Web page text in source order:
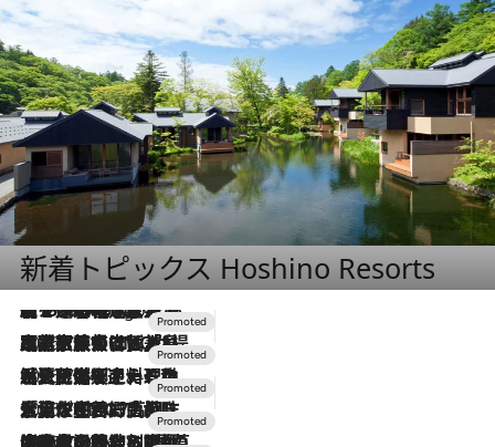
新着トピックス Hoshino Resorts
3 Hours Ago
【トンボの足水浴】ヒノキの香りに包まれて涼感マックス！約13℃の湧水かけ流しを避暑地「星野温泉 トンボの湯」で体験
2026.7.31
【ホテル帰省】という選択肢をOMOが提案。家族とほどよい距離を保つには「昼は実家、夜は気兼ねなくホテルで！」
2026.7.24
【夏限定ディナーコース】旬を迎える稚鮎や花ズッキーニなどをイタリア・トスカーナの郷土料理の手法で満喫！
2026.7.17
「土佐和ハーブかき氷」がOMO7高知に登場！生姜、山椒、大葉など目にも舌にも涼を呼ぶ郷土の味